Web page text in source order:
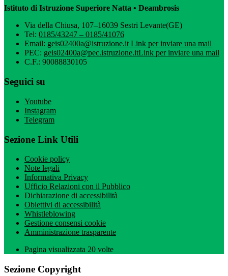
Istituto di Istruzione Superiore Natta • Deambrosis
Via della Chiusa, 107–16039 Sestri Levante(GE)
Tel: 0185/43247 – 0185/41076
Email: geis02400a@istruzione.itLink per inviare una mail
PEC: geis02400a@pec.istruzione.itLink per inviare una mail
C.F.: 90088830105
Seguici su
Youtube
Instagram
Telegram
Sezione Link Utili
Cookie policy
Note legali
Informativa Privacy
Ufficio Relazioni con il Pubblico
Dichiarazione di accessibilità
Obiettivi di accessibilità
Whistleblowing
Gestione consensi cookie
Amministrazione trasparente
Pagina visualizzata 20 volte
Sezione Copyright